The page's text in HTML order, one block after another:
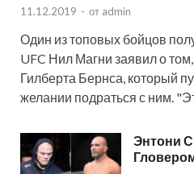
11.12.2019 - от admin
Один из топовых бойцов
UFC Нил Магни заявил о
Гилберта Бернса, который
желании подраться с ним.
Энтони